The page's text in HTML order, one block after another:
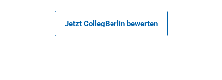
Jetzt CollegBerlin bewerten